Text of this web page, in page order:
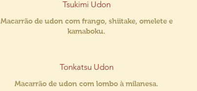
Tsukimi Udon
Macarrão de udon com frango, shiitake, omelete e
kamaboku.
Tonkatsu Udon
Macarrão de udon com lombo à milanesa.